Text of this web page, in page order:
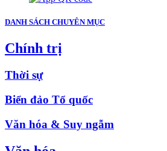
DANH SÁCH CHUYÊN MỤC
Chính trị
Thời sự
Biển đảo Tổ quốc
Văn hóa & Suy ngẫm